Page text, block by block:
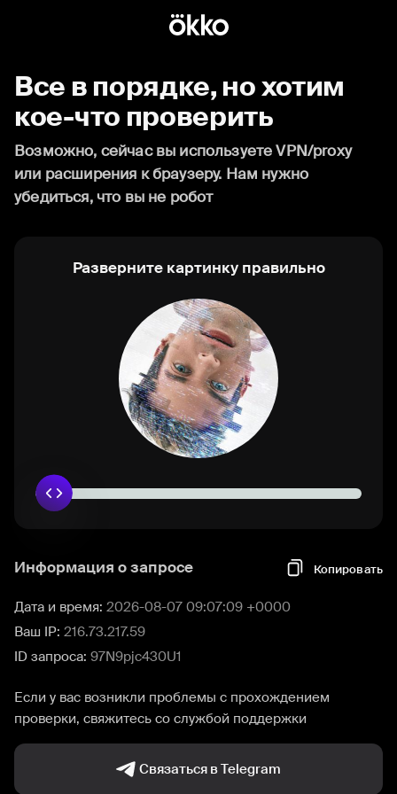
Все в порядке, но хотим
кое-что проверить
Возможно, сейчас вы используете VPN/proxy
или расширения к браузеру. Нам нужно
убедиться, что вы не робот
Разверните картинку правильно
Информация о запросе Копировать
Дата и время: 2026-08-07 09:07:09 +0000
Ваш IP: 216.73.217.59
ID запроса: 97N9pjc430U1
Если у вас возникли проблемы с прохождением
проверки, свяжитесь со службой поддержки
Связаться в Telegram